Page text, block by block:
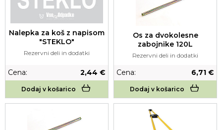
Nalepka za koš z napisom
"STEKLO"
Rezervni deli in dodatki
Cena: 2,44 €
Dodaj v košarico
Os za dvokolesne
zabojnike 120L
Rezervni deli in dodatki
Cena: 6,71 €
Dodaj v košarico